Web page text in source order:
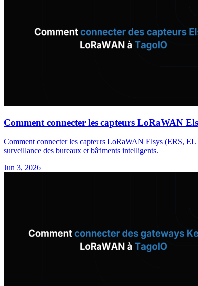
Comment connecter les capteurs LoRaWAN
Comment connecter les capteurs LoRaWAN Elsys (ERS,
surveillance des bureaux et bâtiments intelligents.
Jun 3, 2026